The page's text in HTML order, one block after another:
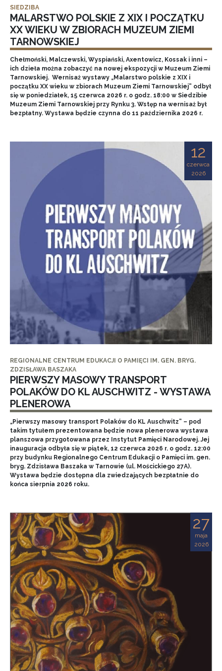
SIEDZIBA
MALARSTWO POLSKIE Z XIX I POCZĄTKU
XX WIEKU W ZBIORACH MUZEUM ZIEMI
TARNOWSKIEJ
Chełmoński, Malczewski, Wyspiański, Axentowicz, Kossak i inni –
ich dzieła można zobaczyć na nowej ekspozycji w Muzeum Ziemi
Tarnowskiej. Wernisaż wystawy „Malarstwo polskie z XIX i
początku XX wieku w zbiorach Muzeum Ziemi Tarnowskiej” odbył
się w poniedziałek, 15 czerwca 2026 r. o godz. 18:00 w Siedzibie
Muzeum Ziemi Tarnowskiej przy Rynku 3. Wstęp na wernisaż był
bezpłatny. Wystawa będzie czynna do 11 października 2026 r.
12
czerwca
2026
REGIONALNE CENTRUM EDUKACJI O PAMIĘCI IM. GEN. BRYG.
ZDZISŁAWA BASZAKA
PIERWSZY MASOWY TRANSPORT
POLAKÓW DO KL AUSCHWITZ - WYSTAWA
PLENEROWA
„Pierwszy masowy transport Polaków do KL Auschwitz” – pod
takim tytułem prezentowana będzie nowa plenerowa wystawa
planszowa przygotowana przez Instytut Pamięci Narodowej. Jej
inauguracja odbyła się w piątek, 12 czerwca 2026 r. o godz. 12:00
przy budynku Regionalnego Centrum Edukacji o Pamięci im. gen.
bryg. Zdzisława Baszaka w Tarnowie (ul. Mościckiego 27A).
Wystawa będzie dostępna dla zwiedzających bezpłatnie do
końca sierpnia 2026 roku.
27
maja
2026